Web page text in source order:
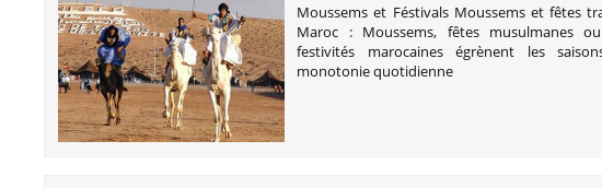
Moussems et Féstivals Moussems et fêtes
Maroc : Moussems, fêtes musulmanes
festivités marocaines égrènent les
monotonie quotidienne